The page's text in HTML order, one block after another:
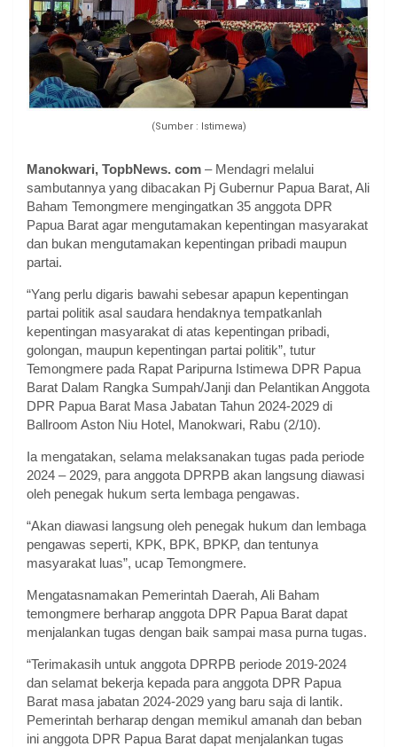
(Sumber : Istimewa)
Manokwari, TopbNews. com – Mendagri melalui
sambutannya yang dibacakan Pj Gubernur Papua Barat, Ali
Baham Temongmere mengingatkan 35 anggota DPR
Papua Barat agar mengutamakan kepentingan masyarakat
dan bukan mengutamakan kepentingan pribadi maupun
partai.
“Yang perlu digaris bawahi sebesar apapun kepentingan
partai politik asal saudara hendaknya tempatkanlah
kepentingan masyarakat di atas kepentingan pribadi,
golongan, maupun kepentingan partai politik”, tutur
Temongmere pada Rapat Paripurna Istimewa DPR Papua
Barat Dalam Rangka Sumpah/Janji dan Pelantikan Anggota
DPR Papua Barat Masa Jabatan Tahun 2024-2029 di
Ballroom Aston Niu Hotel, Manokwari, Rabu (2/10).
Ia mengatakan, selama melaksanakan tugas pada periode
2024 – 2029, para anggota DPRPB akan langsung diawasi
oleh penegak hukum serta lembaga pengawas.
“Akan diawasi langsung oleh penegak hukum dan lembaga
pengawas seperti, KPK, BPK, BPKP, dan tentunya
masyarakat luas”, ucap Temongmere.
Mengatasnamakan Pemerintah Daerah, Ali Baham
temongmere berharap anggota DPR Papua Barat dapat
menjalankan tugas dengan baik sampai masa purna tugas.
“Terimakasih untuk anggota DPRPB periode 2019-2024
dan selamat bekerja kepada para anggota DPR Papua
Barat masa jabatan 2024-2029 yang baru saja di lantik.
Pemerintah berharap dengan memikul amanah dan beban
ini anggota DPR Papua Barat dapat menjalankan tugas